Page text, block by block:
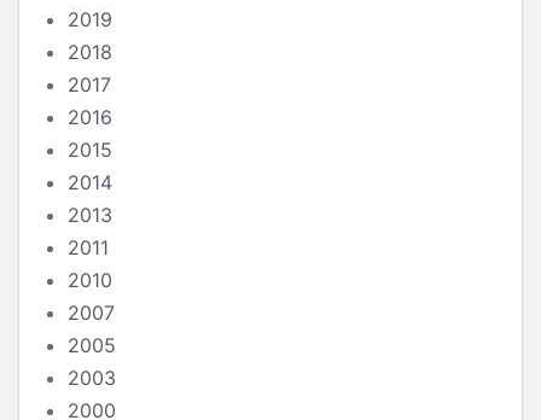
2019
2018
2017
2016
2015
2014
2013
2011
2010
2007
2005
2003
2000